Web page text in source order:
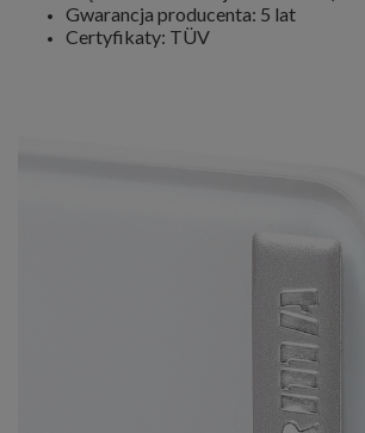
Gwarancja producenta: 5 lat
Certyfikaty: TÜV